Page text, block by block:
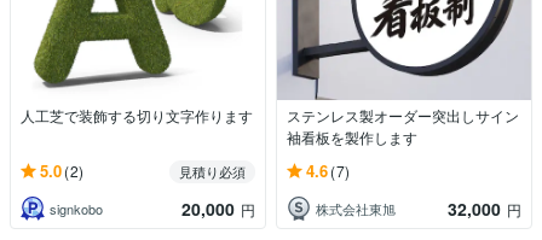
人工芝で装飾する切り文字作ります
5.0(2)
見積り必須
signkobo
20,000 円
ステンレス製オーダー突出しサイン
袖看板を製作します
4.6(7)
株式会社東旭 32,000 円